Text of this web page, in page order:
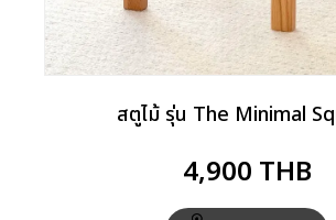
สตูไม้ รุ่น The Minimal
4,900 THB